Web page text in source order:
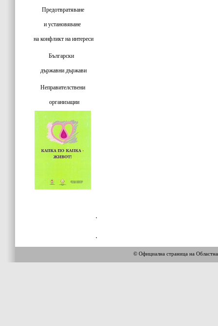
Предотвратяване
и установяване
на конфликт на интереси
Български
държавни държави
Неправителствени
организации
© Официална страница на